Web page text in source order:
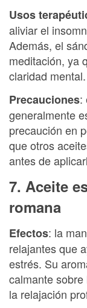
Usos
aliviar el
Además, el
meditación, ya
claridad mental.
Precauciones:
generalmente
precaución en
que otros
antes de
7. Aceite
romana
Efectos: la
relajantes que
estrés. Su
calmante
la relajación